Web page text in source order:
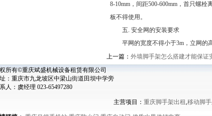
8-10mm，间距500-600mm，首只螺
板不得使用。
五. 安全网的安装要求
平网的宽度不得小于3m，立网的高
上一篇： 外墙脚手架怎么搭建才能保证
所有©重庆斌盛机械设备租赁有限公司
：重庆市九龙坡区中梁山街道田坝中学旁
人：虞经理 023-65497280
主营项目： 重庆脚手架出租,移动脚